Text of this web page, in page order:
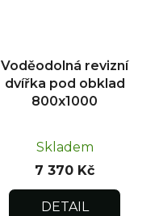
Voděodolná revizní
dvířka pod obklad
800x1000
Skladem
7 370 Kč
DETAIL